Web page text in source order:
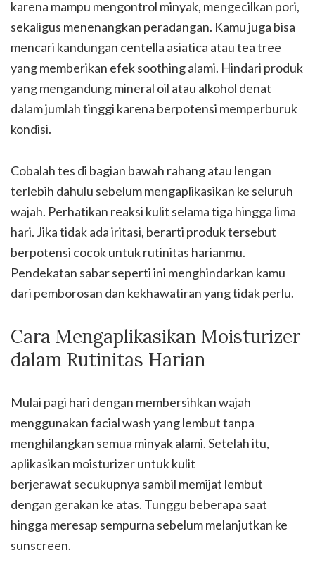
karena mampu mengontrol minyak, mengecilkan pori,
sekaligus menenangkan peradangan. Kamu juga bisa
mencari kandungan centella asiatica atau tea tree
yang memberikan efek soothing alami. Hindari produk
yang mengandung mineral oil atau alkohol denat
dalam jumlah tinggi karena berpotensi memperburuk
kondisi.
Cobalah tes di bagian bawah rahang atau lengan
terlebih dahulu sebelum mengaplikasikan ke seluruh
wajah. Perhatikan reaksi kulit selama tiga hingga lima
hari. Jika tidak ada iritasi, berarti produk tersebut
berpotensi cocok untuk rutinitas harianmu.
Pendekatan sabar seperti ini menghindarkan kamu
dari pemborosan dan kekhawatiran yang tidak perlu.
Cara Mengaplikasikan Moisturizer
dalam Rutinitas Harian
Mulai pagi hari dengan membersihkan wajah
menggunakan facial wash yang lembut tanpa
menghilangkan semua minyak alami. Setelah itu,
aplikasikan moisturizer untuk kulit
berjerawat secukupnya sambil memijat lembut
dengan gerakan ke atas. Tunggu beberapa saat
hingga meresap sempurna sebelum melanjutkan ke
sunscreen.